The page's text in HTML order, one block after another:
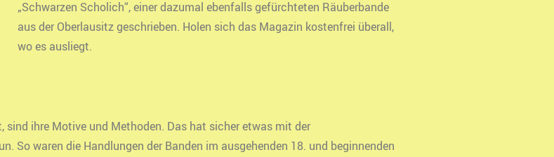
„Schwarzen Scholich“, einer dazumal ebenfalls gefürchteten Räuberbande
aus der Oberlausitz geschrieben. Holen sich das Magazin kostenfrei überall,
wo es ausliegt.
ihre Motive und Methoden. Das hat sicher etwas mit der
waren die Handlungen der Banden im ausgehenden 18. und beginnenden